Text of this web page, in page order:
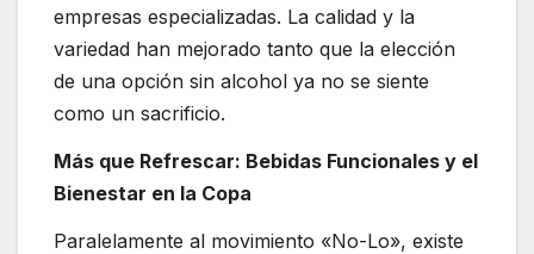
empresas especializadas. La calidad y la
variedad han mejorado tanto que la elección
de una opción sin alcohol ya no se siente
como un sacrificio.
Más que Refrescar: Bebidas Funcionales y el
Bienestar en la Copa
Paralelamente al movimiento «No-Lo», existe